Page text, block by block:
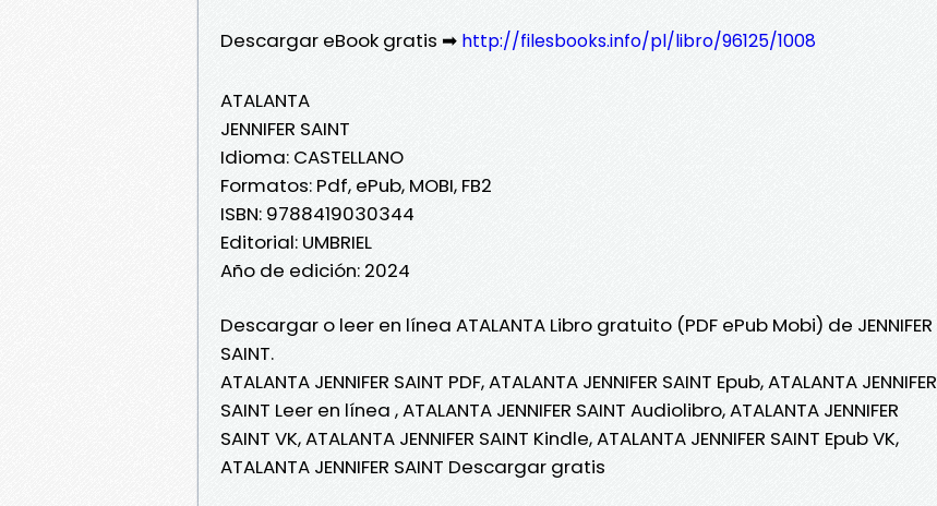
Descargar eBook gratis ➡ http://filesbooks.info/pl/libro/96125/1008
ATALANTA
JENNIFER SAINT
Idioma: CASTELLANO
Formatos: Pdf, ePub, MOBI, FB2
ISBN: 9788419030344
Editorial: UMBRIEL
Año de edición: 2024
Descargar o leer en línea ATALANTA Libro gratuito (PDF ePub Mobi) de JENNIFER
SAINT.
ATALANTA JENNIFER SAINT PDF, ATALANTA JENNIFER SAINT Epub, ATALANTA JENNIFER
SAINT Leer en línea , ATALANTA JENNIFER SAINT Audiolibro, ATALANTA JENNIFER
SAINT VK, ATALANTA JENNIFER SAINT Kindle, ATALANTA JENNIFER SAINT Epub VK,
ATALANTA JENNIFER SAINT Descargar gratis